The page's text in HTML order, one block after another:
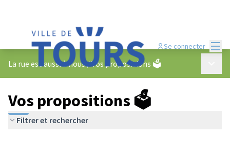
Se connecter
La rue est aussi à nous/Vos propositions 🗳️
Vos propositions 🗳️
Filtrer et rechercher